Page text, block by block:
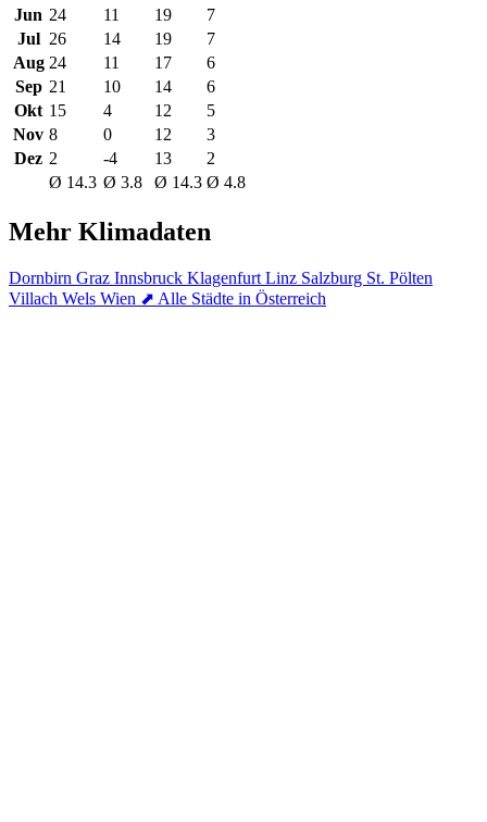
Jun 24 11 19
7
Jul 26 14 19
7
Aug 24 11 17
6
Sep 21 10 14
6
Okt 15 4 12
5
Nov 8 0 12
3
Dez 2 -4 13
2
Ø 14.3 Ø 3.8 Ø 14.3 Ø 4.8
Mehr Klimadaten
Dornbirn Graz Innsbruck Klagenfurt Linz Salzburg St. Pölten
Villach Wels Wien ⬈ Alle Städte in Österreich